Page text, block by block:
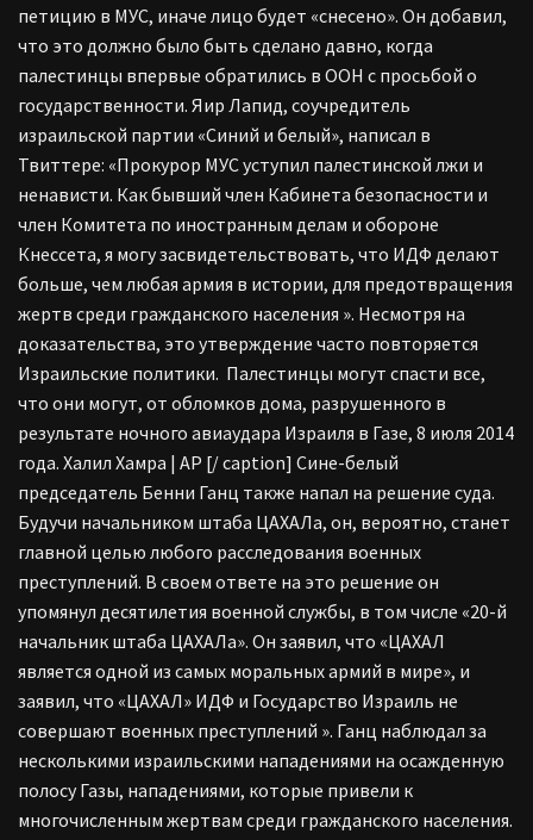
петицию в МУС, иначе лицо будет «снесено». Он добавил,
что это должно было быть сделано давно, когда
палестинцы впервые обратились в ООН с просьбой о
государственности. Яир Лапид, соучредитель
израильской партии «Синий и белый», написал в
Твиттере: «Прокурор МУС уступил палестинской лжи и
ненависти. Как бывший член Кабинета безопасности и
член Комитета по иностранным делам и обороне
Кнессета, я могу засвидетельствовать, что ИДФ делают
больше, чем любая армия в истории, для предотвращения
жертв среди гражданского населения ». Несмотря на
доказательства, это утверждение часто повторяется
Израильские политики. Палестинцы могут спасти все,
что они могут, от обломков дома, разрушенного в
результате ночного авиаудара Израиля в Газе, 8 июля 2014
года. Халил Хамра | AP [/ caption] Сине-белый
председатель Бенни Ганц также напал на решение суда.
Будучи начальником штаба ЦАХАЛа, он, вероятно, станет
главной целью любого расследования военных
преступлений. В своем ответе на это решение он
упомянул десятилетия военной службы, в том числе «20-й
начальник штаба ЦАХАЛа». Он заявил, что «ЦАХАЛ
является одной из самых моральных армий в мире», и
заявил, что «ЦАХАЛ» ИДФ и Государство Израиль не
совершают военных преступлений ». Ганц наблюдал за
несколькими израильскими нападениями на осажденную
полосу Газы, нападениями, которые привели к
многочисленным жертвам среди гражданского населения.